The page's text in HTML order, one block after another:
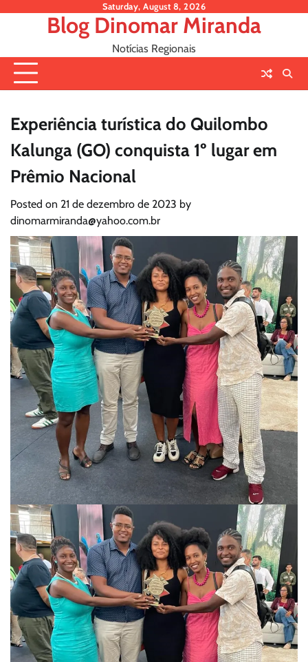
Saturday, August 8, 2026
Blog Dinomar Miranda
Notícias Regionais
Experiência turística do Quilombo
Kalunga (GO) conquista 1º lugar em
Prêmio Nacional
Posted on 21 de dezembro de 2023 by
dinomarmiranda@yahoo.com.br